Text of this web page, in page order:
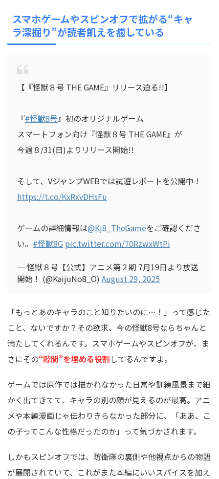
スマホゲームやスピンオフで拡がる“キャ
ラ深掘り”が読者飢えを癒している
【『怪獣８号 THE GAME』リリース迫る!!】
『#怪獣8号』初のオリジナルゲーム
スマートフォン向け『怪獣８号 THE GAME』が
今週８/31(日)よりリリース開始!!
そして、VジャンプWEBでは試遊レポートを公開中！
https://t.co/KxRxvDHsFu
ゲームの詳細情報は@Kj8_TheGameをご確認くださ
い。 #怪獣8G pic.twitter.com/70RzwxWtPi
— 怪獣８号【公式】アニメ第２期 7月19日より放送
開始！ (@KaijuNo8_O) August 29, 2025
「もっとあのキャラのこと知りたいのに…！」って感じた
こと、ないですか？その欲求、今の怪獣8号ならちゃんと
満たしてくれるんです。スマホゲームやスピンオフが、ま
さにその“隙間”を埋める役割してるんですよ。
ゲームでは原作では描かれなかった日常や訓練風景まで細
かく出てきてて、キャラの別の顔が見えるのが最高。アニ
メや本編漫画じゃ伝わりきらなかった部分に、「ああ、こ
の子ってこんな性格だったのか」って気づかされます。
しかもスピンオフでは、防衛隊の裏側や他視点からの物語
が展開されていて、これがまた本編にいいスパイスを加え